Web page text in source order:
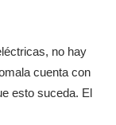
no hay
cuenta con
esto suceda. El